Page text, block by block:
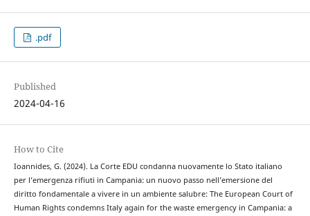
.pdf
Published
2024-04-16
How to Cite
Ioannides, G. (2024). La Corte EDU condanna nuovamente lo Stato italiano
per l’emergenza rifiuti in Campania: un nuovo passo nell’emersione del
diritto fondamentale a vivere in un ambiente salubre: The European Court of
Human Rights condemns Italy again for the waste emergency in Campania: a